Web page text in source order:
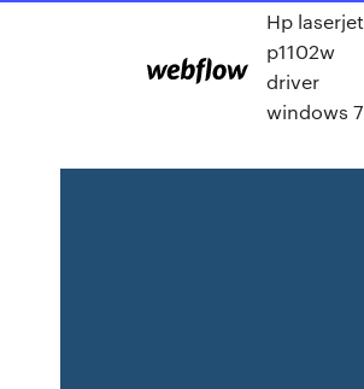
Hp laserjet
p1102w
driver
windows 7